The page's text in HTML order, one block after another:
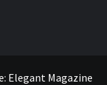
Elegant Magazine